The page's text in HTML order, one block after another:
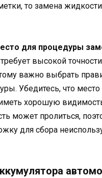
то замена жидкости
для процедуры
высокой
важно выбрать
Убедитесь, что
хорошую
может пролиться,
для сбора